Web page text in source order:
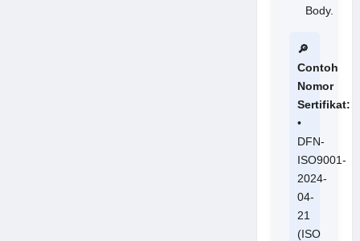
Body.
🔎
Contoh
Nomor
Sertifikat:
•
DFN-
ISO9001-
2024-
04-
21
(ISO